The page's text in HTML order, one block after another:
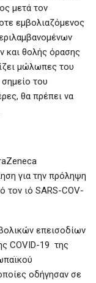
μετά τον
εμβολιαζόμενος
και θολής όρασης
μώλωπες του
του
θα πρέπει να
για την πρόληψη
τον ιό SARS-COV-
επεισοδίων
COVID-19 της
οδήγησαν σε